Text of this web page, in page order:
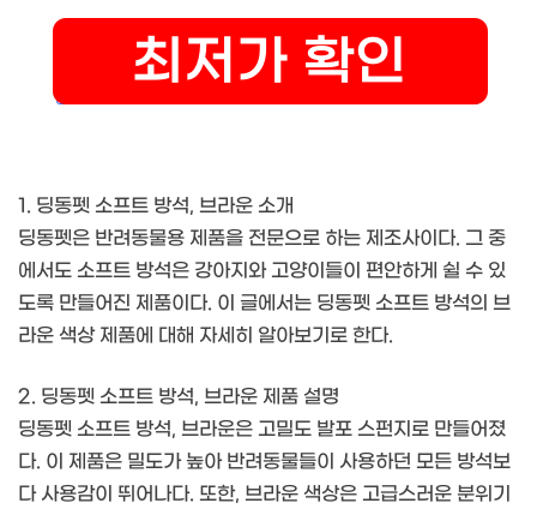
1. 딩동펫 소프트 방석, 브라운 소개
딩동펫은 반려동물용 제품을 전문으로 하는 제조사이다. 그 중
에서도 소프트 방석은 강아지와 고양이들이 편안하게 쉴 수 있
도록 만들어진 제품이다. 이 글에서는 딩동펫 소프트 방석의 브
라운 색상 제품에 대해 자세히 알아보기로 한다.
2. 딩동펫 소프트 방석, 브라운 제품 설명
딩동펫 소프트 방석, 브라운은 고밀도 발포 스펀지로 만들어졌
다. 이 제품은 밀도가 높아 반려동물들이 사용하던 모든 방석보
다 사용감이 뛰어나다. 또한, 브라운 색상은 고급스러운 분위기